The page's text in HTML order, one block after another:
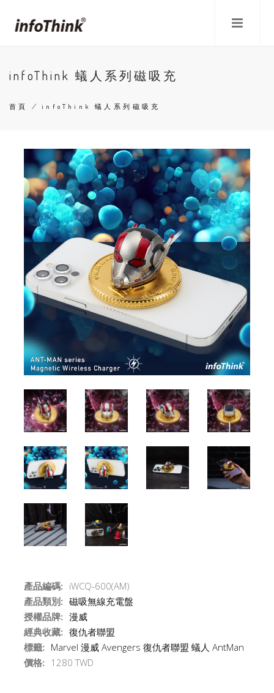
infoThink 蟻人系列磁吸充
航
連
結
首頁 /infoThink 蟻人系列磁吸充
產品編碼: iWCQ-600(AM)
產品類別: 磁吸無線充電盤
授權品牌: 漫威
經典收藏: 復仇者聯盟
標籤: Marvel 漫威 Avengers 復仇者聯盟 蟻人 AntMan
價格: 1280 TWD